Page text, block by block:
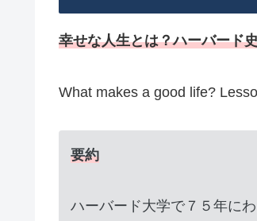
幸せな人生とは？ハーバード
What makes a good life?
要約
ハーバード大学で７５年に